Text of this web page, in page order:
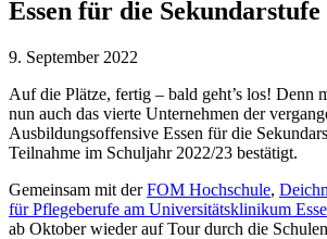
Essen für die
9. September 2022
Auf die Plätze, fertig – bald geht’s los! Denn
nun auch das vierte Unternehmen der
Ausbildungsoffensive Essen für die
Teilnahme im Schuljahr 2022/23 bestätigt.
Gemeinsam mit derFOM Hochschule,
für Pflegeberufe am Universitätsklinikum
ab Oktober wieder auf Tour durch die